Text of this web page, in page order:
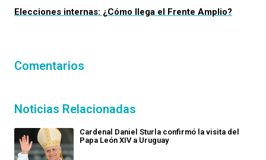
Elecciones internas: ¿Cómo llega el Frente Amplio?
Comentarios
Noticias Relacionadas
Cardenal Daniel Sturla confirmó la visita del
Papa León XIV a Uruguay